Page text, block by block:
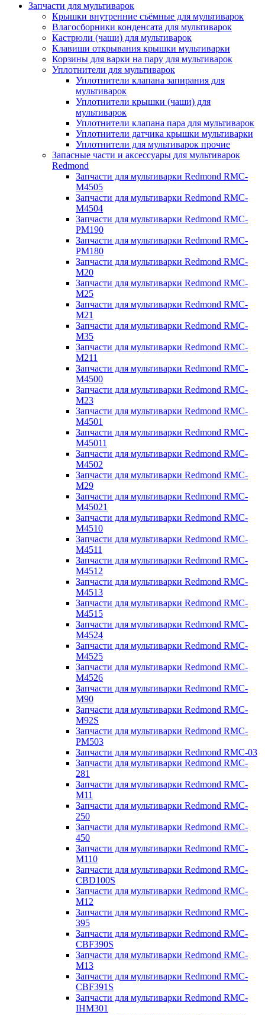
Запчасти для мультиварок
Крышки внутренние съёмные для мультиварок
Влагосборники конденсата для мультиварок
Кастрюли (чаши) для мультиварок
Клавиши открывания крышки мультиварки
Корзины для варки на пару для мультиварок
Уплотнители для мультиварок
Уплотнители клапана запирания для
мультиварок
Уплотнители крышки (чаши) для
мультиварок
Уплотнители клапана пара для мультиварок
Уплотнители датчика крышки мультиварки
Уплотнители для мультиварок прочие
Запасные части и аксессуары для мультиварок
Redmond
Запчасти для мультиварки Redmond RMC-
M4505
Запчасти для мультиварки Redmond RMC-
M4504
Запчасти для мультиварки Redmond RMC-
PM190
Запчасти для мультиварки Redmond RMC-
PM180
Запчасти для мультиварки Redmond RMC-
M20
Запчасти для мультиварки Redmond RMC-
M25
Запчасти для мультиварки Redmond RMC-
M21
Запчасти для мультиварки Redmond RMC-
M35
Запчасти для мультиварки Redmond RMC-
M211
Запчасти для мультиварки Redmond RMC-
M4500
Запчасти для мультиварки Redmond RMC-
M23
Запчасти для мультиварки Redmond RMC-
M4501
Запчасти для мультиварки Redmond RMC-
M45011
Запчасти для мультиварки Redmond RMC-
M4502
Запчасти для мультиварки Redmond RMC-
M29
Запчасти для мультиварки Redmond RMC-
M45021
Запчасти для мультиварки Redmond RMC-
M4510
Запчасти для мультиварки Redmond RMC-
M4511
Запчасти для мультиварки Redmond RMC-
M4512
Запчасти для мультиварки Redmond RMC-
M4513
Запчасти для мультиварки Redmond RMC-
M4515
Запчасти для мультиварки Redmond RMC-
M4524
Запчасти для мультиварки Redmond RMC-
M4525
Запчасти для мультиварки Redmond RMC-
M4526
Запчасти для мультиварки Redmond RMC-
M90
Запчасти для мультиварки Redmond RMC-
M92S
Запчасти для мультиварки Redmond RMC-
PM503
Запчасти для мультиварки Redmond RMC-03
Запчасти для мультиварки Redmond RMC-
281
Запчасти для мультиварки Redmond RMC-
M11
Запчасти для мультиварки Redmond RMC-
250
Запчасти для мультиварки Redmond RMC-
450
Запчасти для мультиварки Redmond RMC-
M110
Запчасти для мультиварки Redmond RMC-
CBD100S
Запчасти для мультиварки Redmond RMC-
M12
Запчасти для мультиварки Redmond RMC-
395
Запчасти для мультиварки Redmond RMC-
CBF390S
Запчасти для мультиварки Redmond RMC-
M13
Запчасти для мультиварки Redmond RMC-
CBF391S
Запчасти для мультиварки Redmond RMC-
IHM301